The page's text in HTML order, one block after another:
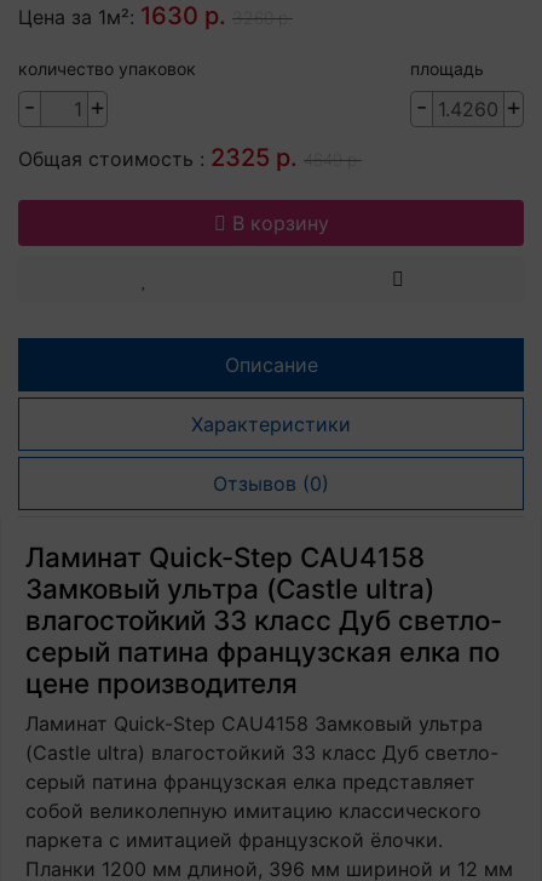
Цена за 1м²: 1630 р. 3260 р.
количество упаковок
- +
площадь
- +
Общая стоимость : 2325 р. 4649 р.
В корзину
Описание
Характеристики
Отзывов (0)
Ламинат Quick-Step CAU4158
Замковый ультра (Castle ultra)
влагостойкий 33 класс Дуб светло-
серый патина французская елка по
цене производителя
Ламинат Quick-Step CAU4158 Замковый ультра
(Castle ultra) влагостойкий 33 класс Дуб светло-
серый патина французская елка представляет
собой великолепную имитацию классического
паркета с имитацией французской ёлочки.
Планки 1200 мм длиной, 396 мм шириной и 12 мм